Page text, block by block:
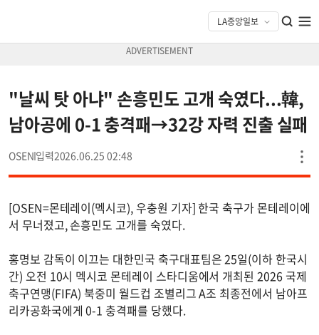
"날씨 탓 아냐" 손흥민도 고개 숙였다...韓,
남아공에 0-1 충격패→32강 자력 진출 실패
OSEN 2026.06.25 02:48
[OSEN=몬테레이(멕시코), 우충원 기자] 한국 축구가 몬테레이에
서 무너졌고, 손흥민도 고개를 숙였다.
홍명보 감독이 이끄는 대한민국 축구대표팀은 25일(이하 한국시
간) 오전 10시 멕시코 몬테레이 스타디움에서 개최된 2026 국제
축구연맹(FIFA) 북중미 월드컵 조별리그 A조 최종전에서 남아프
리카공화국에게 0-1 충격패를 당했다.